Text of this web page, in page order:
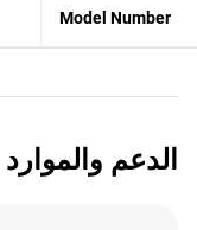
Model Number
الدعم والموارد